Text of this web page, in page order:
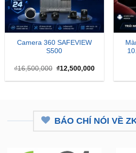
Camera 360 SAFEVIEW
S500
₫16,500,000 Giá
là:
₫12,500,000Giá
tại
BÁO CHÍ NÓI VỀ